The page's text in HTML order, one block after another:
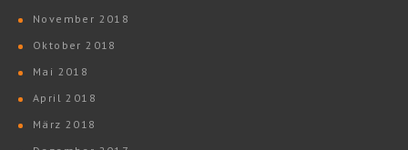
November 2018
Oktober 2018
Mai 2018
April 2018
März 2018